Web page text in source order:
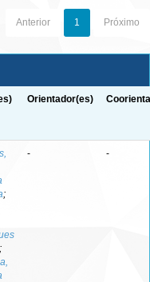
Anterior 1 Próximo
Orientador(es)
;
;
- -